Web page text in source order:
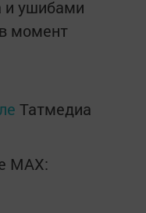
и ушибами
момент
Татмедиа
MАХ: